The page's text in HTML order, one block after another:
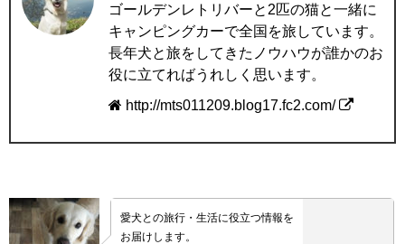
ゴールデンレトリバーと2匹の猫と一緒に
キャンピングカーで全国を旅しています。
長年犬と旅をしてきたノウハウが誰かのお
役に立てればうれしく思います。
http://mts011209.blog17.fc2.com/
愛犬との旅行・生活に役立つ情報を
お届けします。